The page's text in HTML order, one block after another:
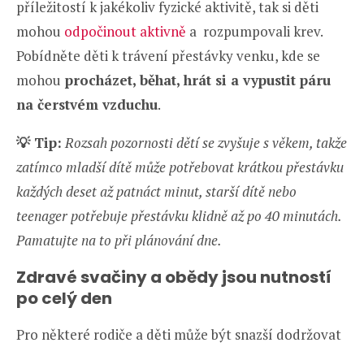
příležitostí k jakékoliv fyzické aktivitě, tak si děti
mohou odpočinout aktivně a rozpumpovali krev.
Pobídněte děti k trávení přestávky venku, kde se
mohou procházet, běhat, hrát si a vypustit páru
na čerstvém vzduchu.
💡 Tip: Rozsah pozornosti dětí se zvyšuje s věkem, takže
zatímco mladší dítě může potřebovat krátkou přestávku
každých deset až patnáct minut, starší dítě nebo
teenager potřebuje přestávku klidně až po 40 minutách.
Pamatujte na to při plánování dne.
Zdravé svačiny a obědy jsou nutností
po celý den
Pro některé rodiče a děti může být snazší dodržovat